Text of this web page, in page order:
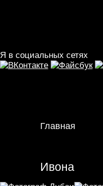
Я в социальных сетях
Главная
Ивона